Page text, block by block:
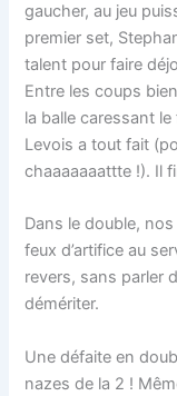
gaucher, au jeu
premier set,
talent pour faire
Entre les coups
la balle caressant
Levois a tout fait
chaaaaaaattte !). Il
Dans le double,
feux d’artifice au
revers, sans parler
démériter.
Une défaite en
nazes de la 2 !